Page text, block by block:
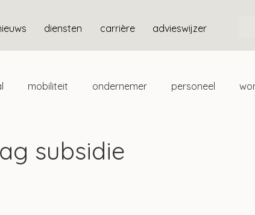
diensten carrière advieswijzer
mobiliteit ondernemer personeel
subsidie